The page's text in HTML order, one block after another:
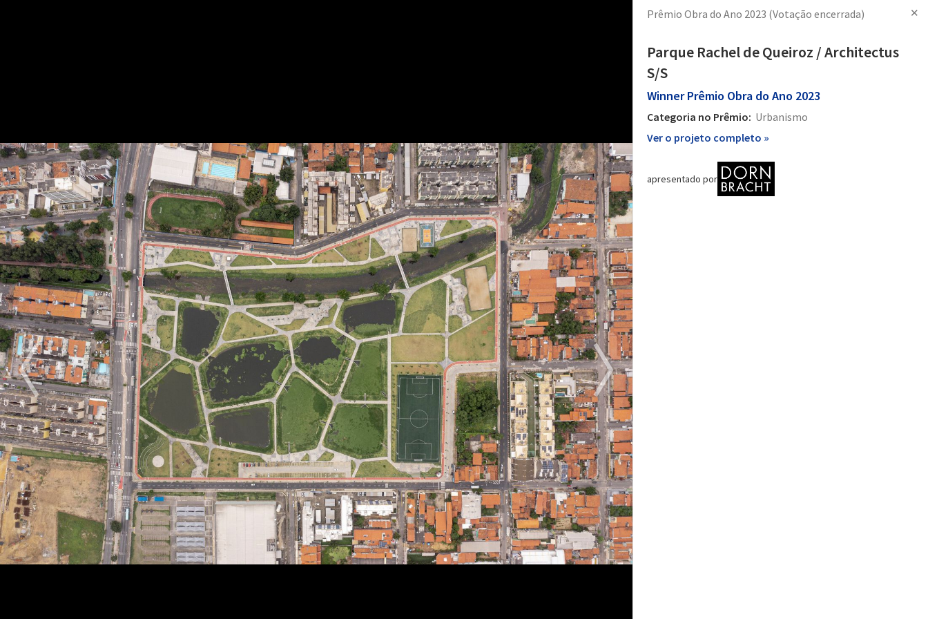
ProdutosNotíciasImagens Iniciar sessão Criar conta
apresentado por
O Prêmio O Processo As Regras
Prêmio Obra do Ano 2023 (Votação encerrada) ✕
Parque Rachel de Queiroz / Architectus
S/S
WinnerPrêmio Obra do Ano 2023
Categoria no Prêmio: Urbanismo
Ver o projeto completo »
apresentado por